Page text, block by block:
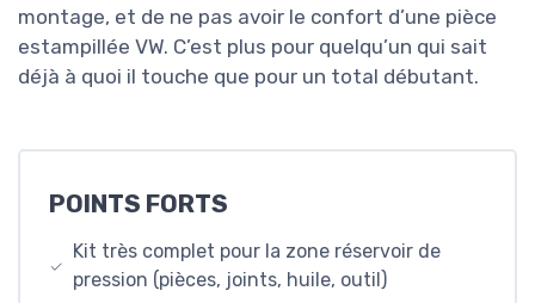
montage, et de ne pas avoir le confort d’une pièce
estampillée VW. C’est plus pour quelqu’un qui sait
déjà à quoi il touche que pour un total débutant.
POINTS FORTS
Kit très complet pour la zone réservoir de
pression (pièces, joints, huile, outil)